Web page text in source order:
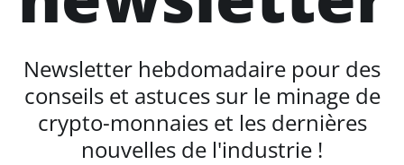
Newsletter hebdomadaire pour des
conseils et astuces sur le minage de
crypto-monnaies et les dernières
nouvelles de l'industrie !